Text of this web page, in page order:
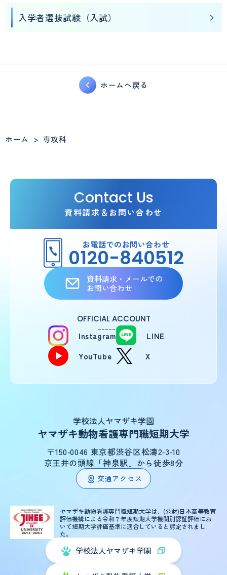
入学者選抜試験（入試）
ホームへ戻る
ホーム > 専攻科
Contact Us
資料請求＆お問い合わせ
お電話でのお問い合わせ
0120-840512
資料請求・メールでの
お問い合わせ
OFFICIAL ACCOUNT
Instagram
LINE
YouTube
X
学校法人ヤマザキ学園
ヤマザキ動物看護専門職短期大学
〒150‑0046 東京都渋谷区松濤2‑3‑10
京王井の頭線「神泉駅」から徒歩8分
交通アクセス
ヤマザキ動物看護専門職短期大学は、(公財)日本高等教育
評価機構による令和７年度短期大学機関別認証評価にお
いて短期大学評価基準に適合していると認定されまし
た。
学校法人ヤマザキ学園